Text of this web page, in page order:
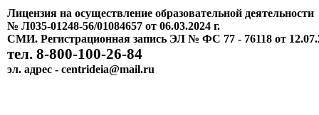
Лицензия на осуществление образовательной деятельности
№ Л035-01248-56/01084657 от 06.03.2024 г.
СМИ. Регистрационная запись ЭЛ № ФС 77 - 76118 от
тел. 8-800-100-26-84
эл. адрес - centrideia@mail.ru